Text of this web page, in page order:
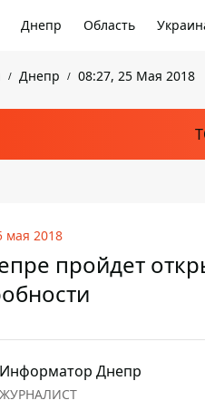
Днепр Область
Днепр 08:27, 25 Мая 2018
мая 2018
пройдет
Информатор Днепр
ЖУРНАЛИСТ